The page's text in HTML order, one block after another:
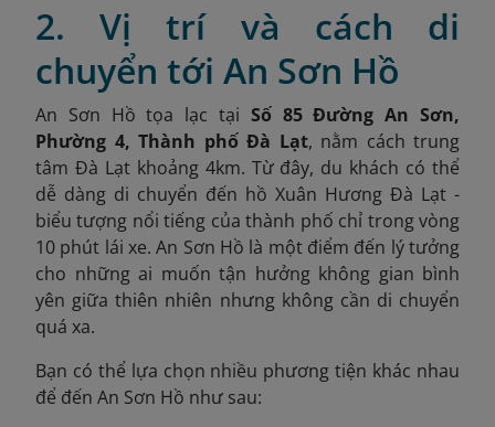
2. Vị trí và cách di
chuyển tới An Sơn Hồ
An Sơn Hồ tọa lạc tại Số 85 Đường An Sơn,
Phường 4, Thành phố Đà Lạt, nằm cách trung
tâm Đà Lạt khoảng 4km. Từ đây, du khách có thể
dễ dàng di chuyển đến hồ Xuân Hương Đà Lạt -
biểu tượng nổi tiếng của thành phố chỉ trong vòng
10 phút lái xe. An Sơn Hồ là một điểm đến lý tưởng
cho những ai muốn tận hưởng không gian bình
yên giữa thiên nhiên nhưng không cần di chuyển
quá xa.
Bạn có thể lựa chọn nhiều phương tiện khác nhau
để đến An Sơn Hồ như sau: